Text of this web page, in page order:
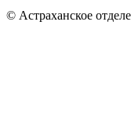
© Астраханское